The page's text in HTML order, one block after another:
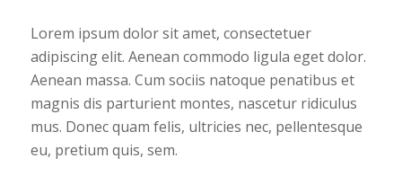
Lorem ipsum dolor sit amet, consectetuer
adipiscing elit. Aenean commodo ligula eget dolor.
Aenean massa. Cum sociis natoque penatibus et
magnis dis parturient montes, nascetur ridiculus
mus. Donec quam felis, ultricies nec, pellentesque
eu, pretium quis, sem.